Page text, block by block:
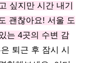
싶지만 시간 내기
괜찮아요! 서울 도
는 4곳의 수변 감
퇴근 후 잠시 시